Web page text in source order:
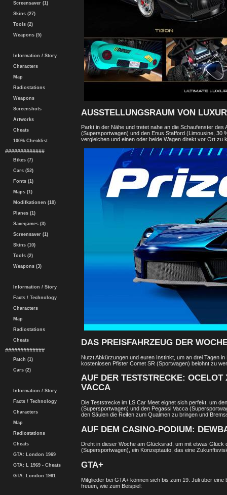
Screensaver (1)
Skins (27)
Tools (2)
Weapons (5)
Information / Story
Characters
Map
Radiostations
Weapons
Screenshots
Artworks
Cheats
100% Checklist
#############
Bikes (7)
Cars (52)
Fonts (1)
Maps (1)
Modifkationen (10)
Planes (1)
Savegames (3)
Screensaver (1)
Skins (10)
Tools (2)
Weapons (3)
Information / Story
Facts / Technology
Characters
Map
Radiostations
Cheats
#############
Patch (1)
Cars (2)
Information / Story
Facts / Technology
Characters
Map
Radiostations
Cheats
GTA: London 1969
GTA: L 1969 - Cheats
GTA: London 1961
AUSSTELLUNGSRAUM VON
Parkt in der Nähe und tretet nahe an die Schaufenster
(Supersportwagen) und den Enus Stafford (Limousine, 30
vergleichen und einen oder beide Wagen direkt vor Ort zu
DAS PREISFAHRZEUG DER
Nutzt Abkürzungen und euren Instinkt, um an drei Tagen
kostenlosen Pfister Comet SR (Sportwagen) belohnt zu
AUF DER TESTSTRECKE:
VACCA
Die Teststrecke im LS Car Meet eignet sich perfekt, um
(Supersportwagen) und den Pegassi Vacca
den Säulen die Reifen zum Qualmen zu bringen und
AUF DEM CASINO-PODIUM:
Dreht in dieser Woche am Glücksrad, um mit etwas
(Supersportwagen), ein Konzeptauto, das eine
GTA+
Mitglieder bei GTA+ können sich bis zum 19. Juli über
freuen, wie zum Beispiel: